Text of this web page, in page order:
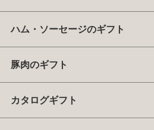
ハム・ソーセージのギフト
豚肉のギフト
カタログギフト